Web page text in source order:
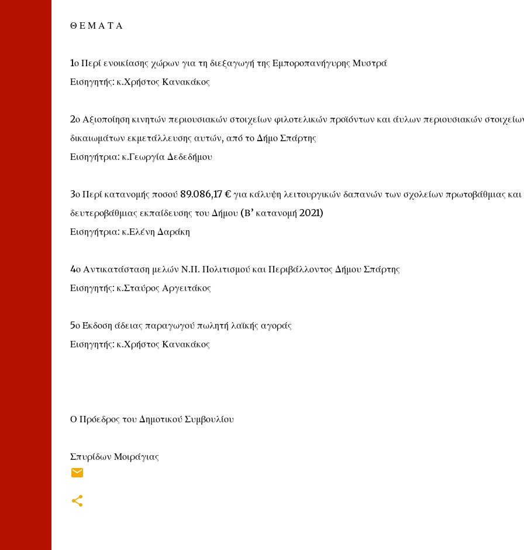
Θ Ε Μ Α Τ Α
1ο Περί ενοικίασης χώρων για τη διεξαγωγή της Εμποροπανήγυρης Μυστρά
Εισηγητής: κ.Χρήστος Κανακάκος
2ο Αξιοποίηση κινητών περιουσιακών στοιχείων φιλοτελικών προϊόντων και άυλων περιουσιακών
δικαιωμάτων εκμετάλλευσης αυτών, από το Δήμο Σπάρτης
Εισηγήτρια: κ.Γεωργία Δεδεδήμου
3ο Περί κατανομής ποσού 89.086,17 € για κάλυψη λειτουργικών δαπανών των σχολείων πρωτοβάθμιας και
δευτεροβάθμιας εκπαίδευσης του Δήμου (Β’ κατανομή 2021)
Εισηγήτρια: κ.Ελένη Δαράκη
4ο Αντικατάσταση μελών Ν.Π. Πολιτισμού και Περιβάλλοντος Δήμου Σπάρτης
Εισηγητής: κ.Σταύρος Αργειτάκος
5ο Έκδοση άδειας παραγωγού πωλητή λαϊκής αγοράς
Εισηγητής: κ.Χρήστος Κανακάκος
Ο Πρόεδρος του Δημοτικού Συμβουλίου
Σπυρίδων Μοιράγιας